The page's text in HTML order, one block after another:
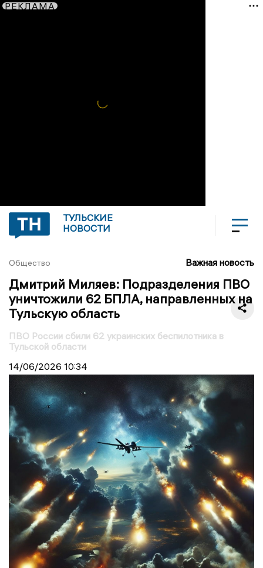
РЕКЛАМА
ТУЛЬСКИЕ
НОВОСТИ
Общество Важная новость
Дмитрий Миляев: Подразделения ПВО
уничтожили 62 БПЛА, направленных на
Тульскую область
ПВО России сбили 62 украинских беспилотника в
Тульской области
14/06/2026 10:34